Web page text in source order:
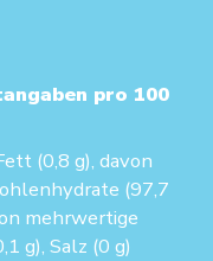
pro 100
(0,8 g), davon
(97,7
mehrwertige
g), Salz (0 g)